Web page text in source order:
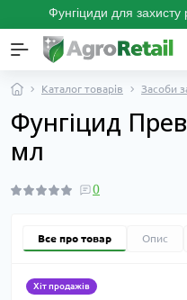
Фунгіциди для захисту
Каталог товарів Засоби
Фунгіцид
мл
0
Все про товар Опис
Хіт продажів